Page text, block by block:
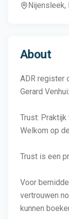
Nijensleek,
About
ADR register
Gerard
Trust:
Welkom op
Trust is een
Voor
vertrouwen
kunnen